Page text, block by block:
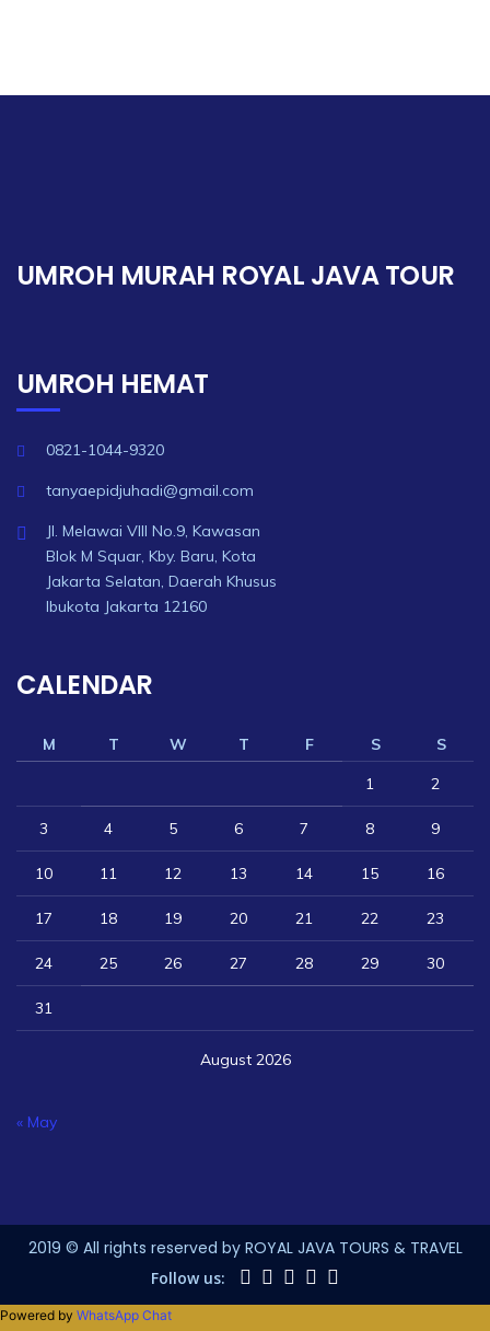
UMROH MURAH ROYAL JAVA TOUR
UMROH HEMAT
0821-1044-9320
tanyaepidjuhadi@gmail.com
Jl. Melawai VIII No.9, Kawasan
Blok M Squar, Kby. Baru, Kota
Jakarta Selatan, Daerah Khusus
Ibukota Jakarta 12160
CALENDAR
August 2026
M T W T F S
S
1
2
3 4 5 6 7 8 9
10 11 12 13 14 15 16
17 18 19 20 21 22 23
24 25 26 27 28 29 30
31
« May
2019 © All rights reserved by ROYAL JAVA TOURS & TRAVEL
Follow us:
Powered by WhatsApp Chat